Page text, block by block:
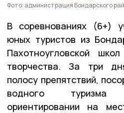
Фото: администрация Бондарского
В соревнованиях (6+)
юных туристов из
Пахотноугловской
творчества. За три
полосу препятствий,
водного
ориентировании на